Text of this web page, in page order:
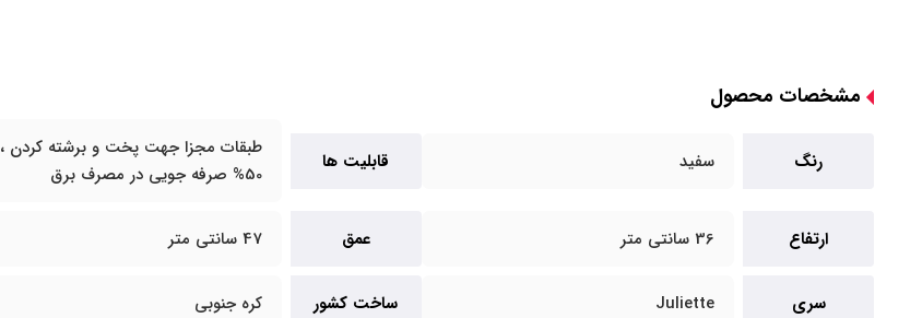
مشخصات محصول
رنگ سفید قابلیت ها
طبقات مجزا جهت پخت و برشته کردن ،
50% صرفه جویی در مصرف برق
ارتفاع 36 سانتی متر عمق 47 سانتی متر
سری Juliette ساخت کشور کره جنوبی